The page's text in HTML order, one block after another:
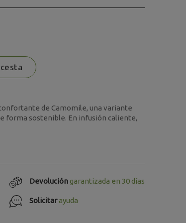
de Camomile, una variante
forma sostenible. En infusión caliente,
Devolucióngarantizada en 30 días
Solicitarayuda